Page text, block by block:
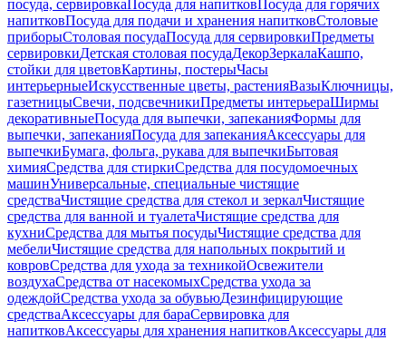
посуда, сервировкаПосуда для напитковПосуда для горячих
напитковПосуда для подачи и хранения напитковСтоловые
приборыСтоловая посудаПосуда для сервировкиПредметы
сервировкиДетская столовая посудаДекорЗеркалаКашпо,
стойки для цветовКартины, постерыЧасы
интерьерныеИскусственные цветы, растенияВазыКлючницы,
газетницыСвечи, подсвечникиПредметы интерьераШирмы
декоративныеПосуда для выпечки, запеканияФормы для
выпечки, запеканияПосуда для запеканияАксессуары для
выпечкиБумага, фольга, рукава для выпечкиБытовая
химияСредства для стиркиСредства для посудомоечных
машинУниверсальные, специальные чистящие
средстваЧистящие средства для стекол и зеркалЧистящие
средства для ванной и туалетаЧистящие средства для
кухниСредства для мытья посудыЧистящие средства для
мебелиЧистящие средства для напольных покрытий и
ковровСредства для ухода за техникойОсвежители
воздухаСредства от насекомыхСредства ухода за
одеждойСредства ухода за обувьюДезинфицирующие
средстваАксессуары для бараСервировка для
напитковАксессуары для хранения напитковАксессуары для